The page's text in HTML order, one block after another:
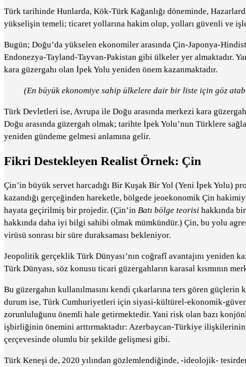
Türk tarihinde Hunlarda, Kök-Türk Kağanlığı döneminde,
yükselişin temeli; ticaret yollarına hakim olup, yolları güvenli ve
Bugün; Doğu’da yükselen ekonomiler arasında Çin-Japonya-
Endonezya-Tayland-Tayvan-Pakistan gibi ülkeler yer almaktadır.
kara güzergahı olan İpek Yolu yeniden önem kazanmaktadır.
(En büyük ekonomiye sahip ülkelere dair bir liste için göz
Türk Devletleri ise, Avrupa ile Doğu arasında merkezi kara
Doğu arasında güzergah olmak; tarihte İpek Yolu’nun Türklere
yeniden gündeme gelmesi anlamına gelir.
Fikri Destekleyen Realist Örnek: Çin
Çin’in büyük servet harcadığı Bir Kuşak Bir Yol (Yeni İpek Yolu)
kazandığı gerçeğinden hareketle, bölgede jeoekonomik Çin
hayata geçirilmiş bir projedir. (Çin’in Batı bölge teorisi hakkında
hakkında daha iyi bilgi sahibi olmak mümkündür.) Çin, bu yolu
virüsü sonrası bir süre duraksaması bekleniyor.
Jeopolitik gerçeklik Türk Dünyası’nın coğrafî avantajını yeniden
Türk Dünyası, söz konusu ticari güzergahların karasal kısmının
Bu güzergahın kullanılmasını kendi çıkarlarına ters gören güçlerin
durum ise, Türk Cumhuriyetleri için siyasi-kültürel-ekonomik-
zorunluluğunu önemli hale getirmektedir. Yani risk olan bazı
işbirliğinin önemini arttırmaktadır: Azerbaycan-Türkiye
çerçevesinde olumlu bir şekilde gelişmesi gibi.
Türk Keneşi de, 2020 yılından gözlemlendiğinde, -ideolojik-